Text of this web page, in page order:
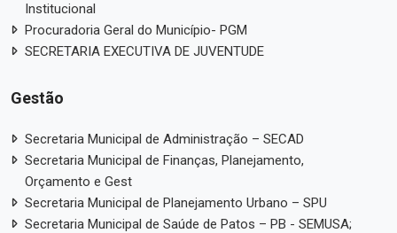
Institucional
Procuradoria Geral do Município- PGM
SECRETARIA EXECUTIVA DE JUVENTUDE
Gestão
Secretaria Municipal de Administração – SECAD
Secretaria Municipal de Finanças, Planejamento,
Orçamento e Gest
Secretaria Municipal de Planejamento Urbano – SPU
Secretaria Municipal de Saúde de Patos – PB - SEMUSA;